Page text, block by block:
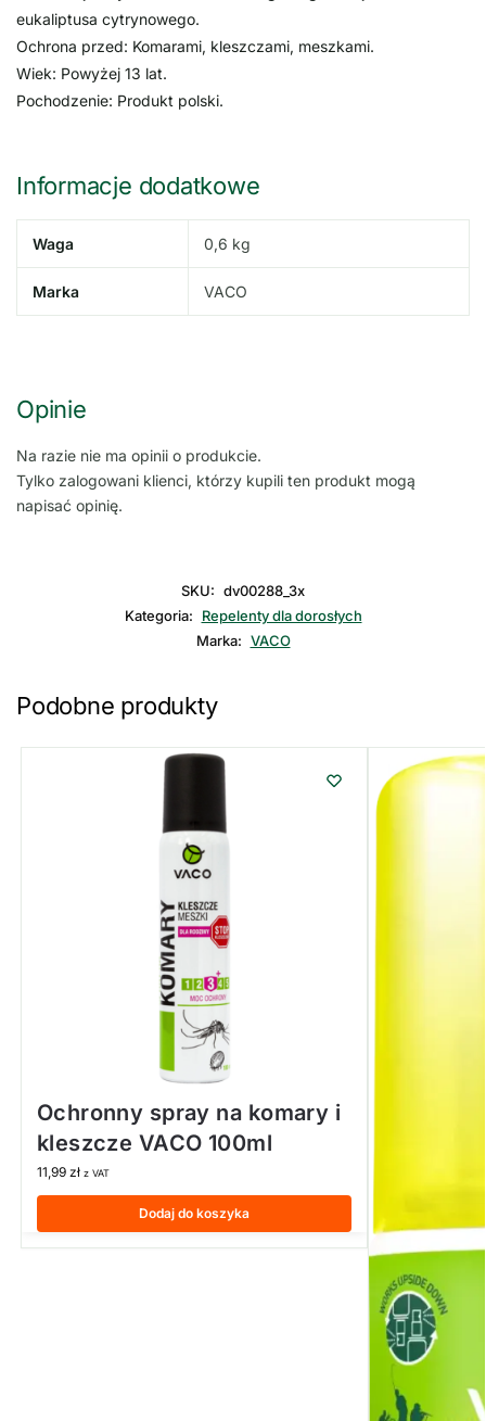
eukaliptusa cytrynowego.
Ochrona przed: Komarami, kleszczami, meszkami.
Wiek: Powyżej 13 lat.
Pochodzenie: Produkt polski.
Informacje dodatkowe
Waga 0,6 kg
Marka VACO
Opinie
Na razie nie ma opinii o produkcie.
Tylko zalogowani klienci, którzy kupili ten produkt mogą
napisać opinię.
SKU: dv00288_3x
Kategoria:
Repelenty dla dorosłych
Marka: VACO
Podobne produkty
Ochronny spray na komary i
kleszcze VACO 100ml
11,99 zł z VAT
Dodaj do koszyka